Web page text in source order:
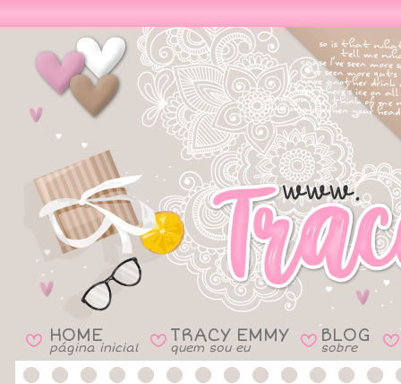
B HOME
página inicial B TRACY EMMY
quem sou eu B BLOG
sobre B